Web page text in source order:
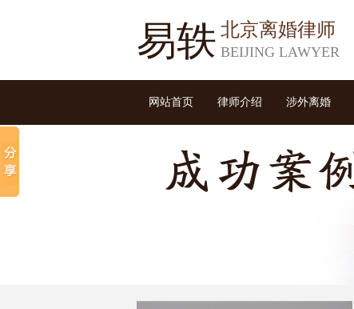
易轶 北京离婚律师
BEIJING LAWYER
网站首页 律师介绍 涉外离婚